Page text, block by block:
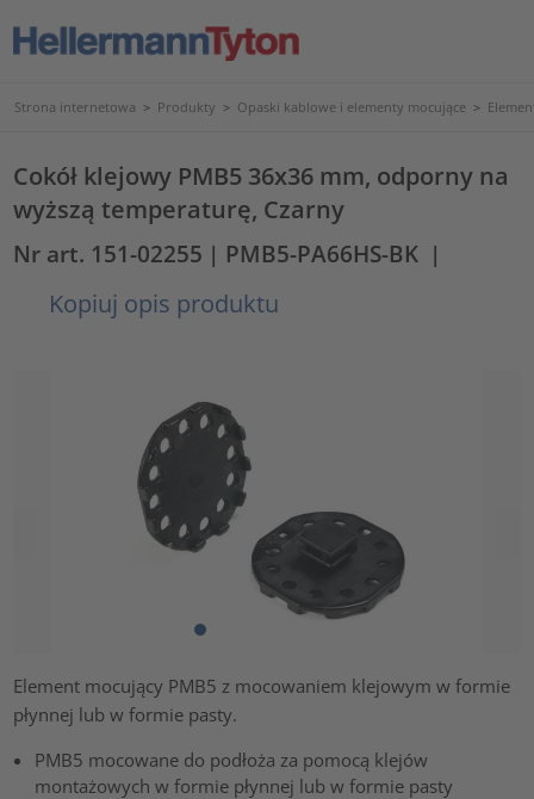
Strona internetowa > Produkty > Opaski kablowe i elementy mocujące >
Cokół klejowy PMB5 36x36 mm, odporny na
wyższą temperaturę, Czarny
Nr art. 151-02255 | PMB5-PA66HS-BK |
Kopiuj opis produktu
Element mocujący PMB5 z mocowaniem klejowym w formie
płynnej lub w formie pasty.
PMB5 mocowane do podłoża za pomocą klejów
montażowych w formie płynnej lub w formie pasty